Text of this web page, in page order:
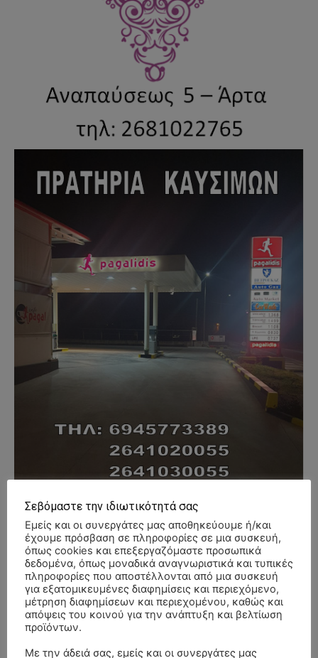
- Advertisment -
Σεβόμαστε την ιδιωτικότητά σας
Εμείς και οι συνεργάτες μας αποθηκεύουμε ή/και
έχουμε πρόσβαση σε πληροφορίες σε μια συσκευή,
όπως cookies και επεξεργαζόμαστε προσωπικά
δεδομένα, όπως μοναδικά αναγνωριστικά και τυπικές
πληροφορίες που αποστέλλονται από μια συσκευή
για εξατομικευμένες διαφημίσεις και περιεχόμενο,
μέτρηση διαφημίσεων και περιεχομένου, καθώς και
απόψεις του κοινού για την ανάπτυξη και βελτίωση
προϊόντων.
Με την άδειά σας, εμείς και οι συνεργάτες μας